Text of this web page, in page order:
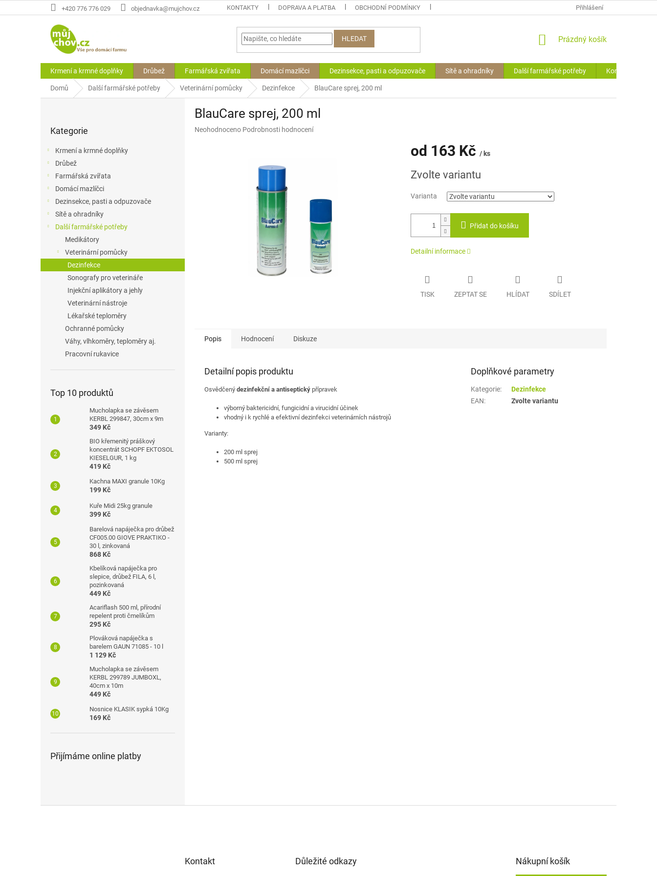
na
+420 776 776 029 objednavka@mujchov.cz KONTAKTY DOPRAVA A PLATBA OBCHODNÍ PODMÍNKY HODNOCENÍ OBCHODU
Přihlášení
HLEDAT
NÁKUPNÍ
Prázdný košík
Krmení a krmné doplňky Drůbež Farmářská zvířata Domácí mazlíčci Dezinsekce, pasti a odpuzovače Sítě a ohradníky Další farmářské potřeby Kontakty
Domů Další farmářské potřeby Veterinární pomůcky Dezinfekce BlauCare sprej, 200 ml
kategorie
Kategorie
Krmení a krmné doplňky
Drůbež
Farmářská zvířata
Domácí mazlíčci
Dezinsekce, pasti a odpuzovače
Sítě a ohradníky
Další farmářské potřeby
Medikátory
Veterinární pomůcky
Dezinfekce
Sonografy pro veterináře
Injekční aplikátory a jehly
Veterinární nástroje
Lékařské teploměry
Ochranné pomůcky
Váhy, vlhkoměry, teploměry aj.
Pracovní rukavice
Top 10 produktů
Mucholapka se závěsem
KERBL 299847, 30cm x 9m
349 Kč
BIO křemenitý práškový
koncentrát SCHOPF EKTOSOL
KIESELGUR, 1 kg
419 Kč
Kachna MAXI granule 10Kg
199 Kč
Kuře Midi 25kg granule
399 Kč
Barelová napáječka pro drůbež
CF005.00 GIOVE PRAKTIKO -
30 l, zinkovaná
868 Kč
Kbelíková napáječka pro
slepice, drůbež FILA, 6 l,
pozinkovaná
449 Kč
Acariflash 500 ml, přírodní
repelent proti čmelíkům
295 Kč
Plováková napáječka s
barelem GAUN 71085 - 10 l
1 129 Kč
Mucholapka se závěsem
KERBL 299789 JUMBOXL,
40cm x 10m
449 Kč
Nosnice KLASIK sypká 10Kg
169 Kč
Přijímáme online platby
BlauCare sprej, 200 ml
Průměrné
Neohodnoceno Podrobnosti hodnocení
od 163 Kč / ks
cena:
Zvolte variantu
Varianta
Přidat do košíku
Detailní informace
TISK ZEPTAT SE HLÍDAT SDÍLET
Popis Hodnocení Diskuze
Detailní popis produktu
Osvědčený dezinfekční a antiseptický přípravek
výborný baktericidní, fungicidní a virucidní účinek
vhodný i k rychlé a efektivní dezinfekci veterinárních nástrojů
Varianty:
200 ml sprej
500 ml sprej
Doplňkové parametry
Kategorie:
Dezinfekce
EAN: Zvolte variantu
Kontakt Důležité odkazy Nákupní košík